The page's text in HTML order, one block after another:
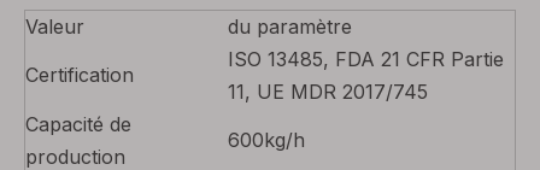
Valeur
du paramètre
Certification
ISO 13485, FDA 21 CFR Partie
11, UE MDR 2017/745
Capacité de
production
600kg/h